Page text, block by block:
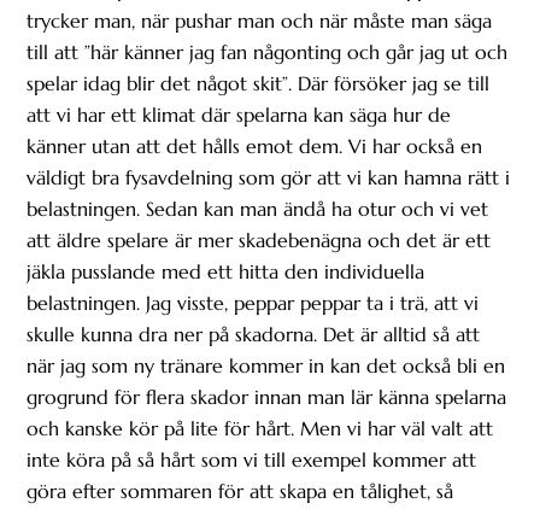
trycker man, när pushar man och när måste man säga
till att ”här känner jag fan någonting och går jag ut och
spelar idag blir det något skit”. Där försöker jag se till
att vi har ett klimat där spelarna kan säga hur de
känner utan att det hålls emot dem. Vi har också en
väldigt bra fysavdelning som gör att vi kan hamna rätt i
belastningen. Sedan kan man ändå ha otur och vi vet
att äldre spelare är mer skadebenägna och det är ett
jäkla pusslande med ett hitta den individuella
belastningen. Jag visste, peppar peppar ta i trä, att vi
skulle kunna dra ner på skadorna. Det är alltid så att
när jag som ny tränare kommer in kan det också bli en
grogrund för flera skador innan man lär känna spelarna
och kanske kör på lite för hårt. Men vi har väl valt att
inte köra på så hårt som vi till exempel kommer att
göra efter sommaren för att skapa en tålighet, så